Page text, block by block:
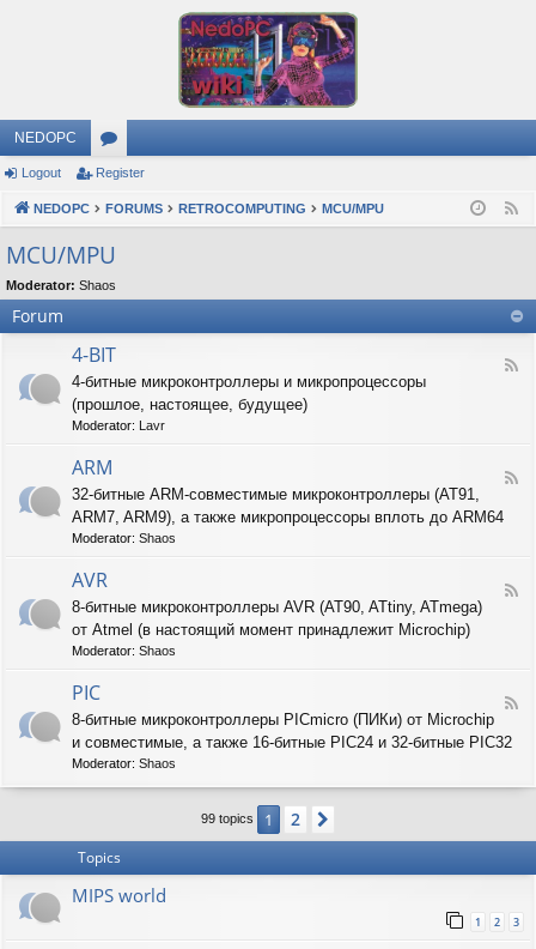
NEDOPC
or
u
m
s
Logout Register
NEDOPC FORUMS RETROCOMPUTING MCU/MPU
MCU/MPU
Moderator: Shaos
Forum
F
I
4-BIT
4-битные микроконтроллеры и микропроцессоры
(прошлое, настоящее, будущее)
Moderator: Lavr
F
e
R
ARM
32-битные ARM-совместимые микроконтроллеры (AT91,
ARM7, ARM9), а также микропроцессоры вплоть до ARM64
Moderator: Shaos
F
V
AVR
8-битные микроконтроллеры AVR (AT90, ATtiny, ATmega)
от Atmel (в настоящий момент принадлежит Microchip)
Moderator: Shaos
F
e
PIC
8-битные микроконтроллеры PICmicro (ПИКи) от Microchip
и совместимые, а также 16-битные PIC24 и 32-битные PIC32
Moderator: Shaos
99 topics 1 2
Topics
MIPS world
1 2 3